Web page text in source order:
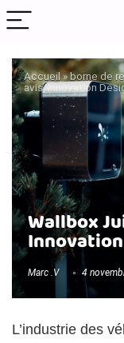
Accueil»borne de
avis, Innovation
Wallbox
Marc .V 4
L’industrie des